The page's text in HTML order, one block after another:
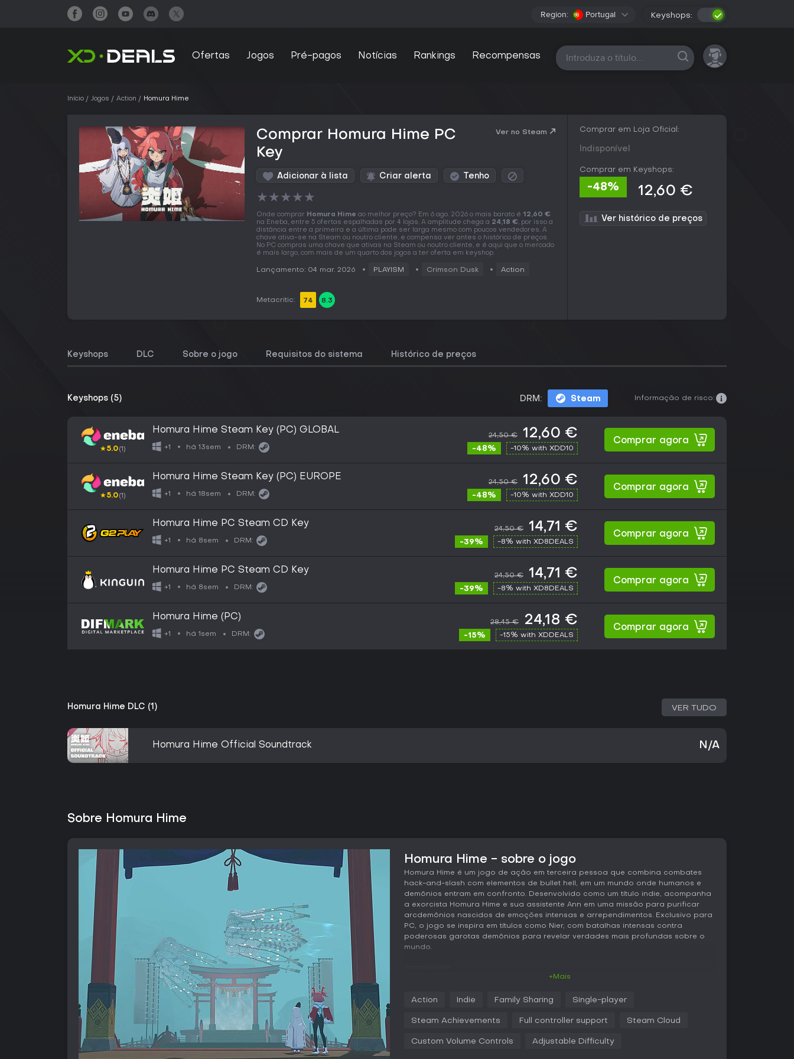
Region: Portugal Keyshops:
Ofertas Jogos Pré-pagos Notícias Rankings Recompensas Todas as plataformas
Início Jogos Action Homura Hime
Comprar Homura Hime PC
Key
Ver no Steam
Adicionar à lista Criar alerta Tenho
★★★★★
Onde comprar Homura Hime ao melhor preço? Em 6 ago. 2026 o mais barato é 12,60 €
na Eneba, entre 5 ofertas espalhadas por 4 lojas. A amplitude chega a 24,18 €, por isso a
distância entre a primeira e a última pode ser larga mesmo com poucos vendedores. A
chave ativa-se na Steam ou noutro cliente, e compensa ver antes o histórico de preços.
No PC compras uma chave que ativas na Steam ou noutro cliente, e é aqui que o mercado
é mais largo, com mais de um quarto dos jogos a ter oferta em keyshop.
Lançamento: 04 mar. 2026 PLAYISM Crimson Dusk Action
Metacritic: 74 8.3
Comprar em Loja Oficial:
Indisponível
Comprar em Keyshops:
-48% 12,60 €
Ver histórico de preços
Keyshops DLC Sobre o jogo Requisitos do sistema Histórico de preços
Keyshops (5) DRM: Steam Informação de risco:
★5.0(1)
Homura Hime Steam Key (PC) GLOBAL
+1 há 13sem DRM:
24,50 € 12,60 €
-48% -10% with XDD10
Comprar agora
★5.0(1)
Homura Hime Steam Key (PC) EUROPE
+1 há 18sem DRM:
24,50 € 12,60 €
-48% -10% with XDD10
Comprar agora
Homura Hime PC Steam CD Key
+1 há 8sem DRM:
24,50 € 14,71 €
-39% -8% with XD8DEALS
Comprar agora
Homura Hime PC Steam CD Key
+1 há 8sem DRM:
24,50 € 14,71 €
-39% -8% with XD8DEALS
Comprar agora
Homura Hime (PC)
+1 há 1sem DRM:
28,45 € 24,18 €
-15% -15% with XDDEALS
Comprar agora
Homura Hime DLC (1) VER TUDO
Homura Hime Official Soundtrack N/A
Sobre Homura Hime
Homura Hime - sobre o jogo
Homura Hime é um jogo de ação em terceira pessoa que combina combates
hack-and-slash com elementos de bullet hell, em um mundo onde humanos e
demônios entram em confronto. Desenvolvido como um título indie, acompanha
a exorcista Homura Hime e sua assistente Ann em uma missão para purificar
arcdemônios nascidos de emoções intensas e arrependimentos. Exclusivo para
PC, o jogo se inspira em títulos como Nier, com batalhas intensas contra
poderosas garotas demônios para revelar verdades mais profundas sobre o
mundo.
Homura Hime com uma mistura de ataques corpo a corpo e habilidades
responsiva especialmente em lutas contra chefes, abrindo espaço para contra-
ampliando seu arsenal para desafios mais duros. O jogo prioriza a
+Mais
Action Indie Family Sharing Single-player
Steam Achievements Full controller support Steam Cloud
Custom Volume Controls Adjustable Difficulty